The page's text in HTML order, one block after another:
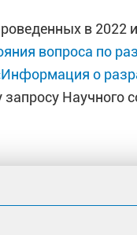
в 2022
вопроса по
о
запросу Научного